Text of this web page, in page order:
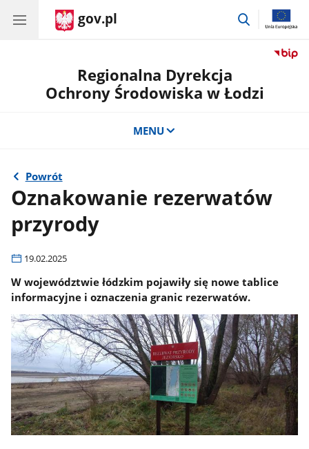
gov.pl
przejdź
Regionalna Dyrekcja
Ochrony Środowiska w Łodzi
MENU
Powrót
Oznakowanie rezerwatów
przyrody
19.02.2025
W województwie łódzkim pojawiły się nowe tablice
informacyjne i oznaczenia granic rezerwatów.